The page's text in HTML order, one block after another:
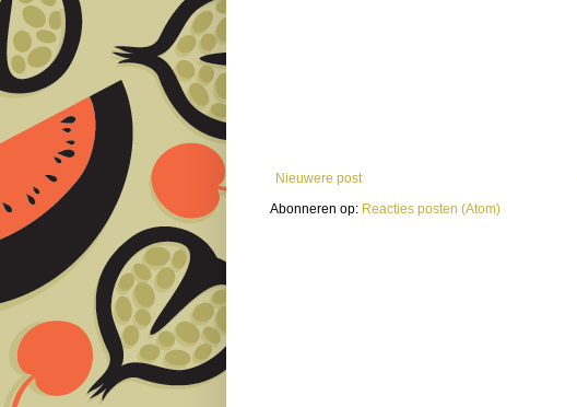
Nieuwere post
Abonneren op: Reacties posten (Atom)